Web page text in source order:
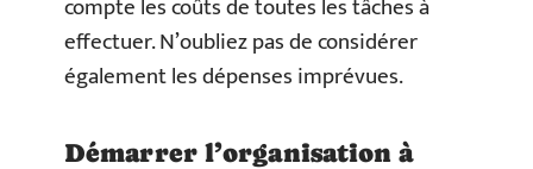
compte les coûts de toutes les tâches à
effectuer. N’oubliez pas de considérer
également les dépenses imprévues.
Démarrer l’organisation à